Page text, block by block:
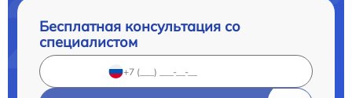
Бесплатная консультация со
специалистом